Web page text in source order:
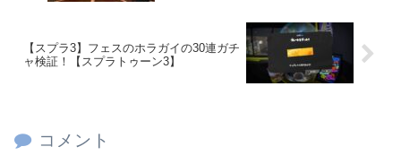
【スプラ3】フェスのホラガイの30連ガチ
ャ検証！【スプラトゥーン3】
コメント